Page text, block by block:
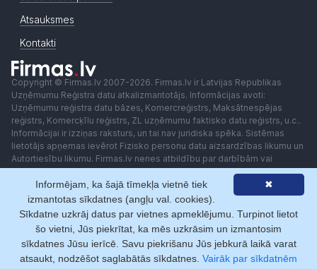
Atsauksmes
Kontakti
Copyright © Firmas.lv 2007-2026. Firmas.lv ir Latvijas Republikas
Uzņēmumu Reģistra datu atkalizmantotājs. Informācijas avoti:
Uzņēmumu reģistra datu bāzes, Komercreģistrs, Maksātnespējas
reģistrs, Komercķīlu reģistrs, ZL uzņēmumu faktisko datu reģistrs, u.c..
Informācijai ir izziņas raksturs, un tai nav juridiska spēka. Sistēmas
lietotājs apņemas ievērot Fizisko personu datu aizsardzības likumu un
Autortiesību likumu. Firmas.lv nenes atbildību par darbībām vai
lēmumiem, kas balstīti uz saņemto pakalpojumu. Lietotājam aizliegts
izmantot jebkādas automatizētas sistēmas vai iekārtas (robotus)
piekļuvei sistēmai bez rakstiskas saskaņošanas ar Firmas.lv. Galvenā
redaktore: Ingūna Pempere.
Lietošanas noteikumi
Privātuma politika Norēķini ar
✖
Informējam, ka šajā tīmekļa vietnē tiek
izmantotas sīkdatnes (angļu val. cookies).
Sīkdatne uzkrāj datus par vietnes apmeklējumu. Turpinot lietot
šo vietni, Jūs piekrītat, ka mēs uzkrāsim un izmantosim
sīkdatnes Jūsu ierīcē. Savu piekrišanu Jūs jebkurā laikā varat
atsaukt, nodzēšot saglabātās sīkdatnes. Vairāk par sīkdatnēm